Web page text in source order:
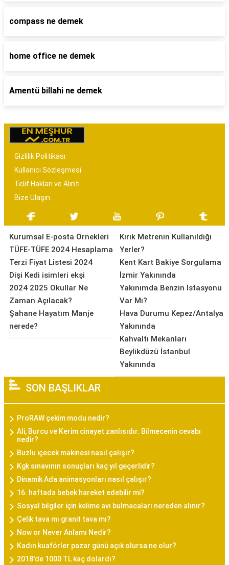
compass ne demek
home office ne demek
Amentü billahi ne demek
Gizlilik Politikası
Kullanıcı Sözleşmesi
Telif Hakları ve Alıntı
Bize Ulaşın
Kurumsal E-posta Örnekleri
TÜFE-TÜFE 2024 Hesaplama
Terzi Fiyat Listesi 2024
Dişi Kedi isimleri ekşi
2024 2025 Okullar Ne
Zaman Açılacak?
Şahane Hayatım Manje
nerede?
Kırık Metrenin Kullanıldığı
Yerler?
Kent Kart Bakiye Sorgulama
İzmir Yakınında
Yakınımda Benzin İstasyonu
Var Mı?
Hava Durumu Kepez/Antalya
Yakınında
Kahvaltı Mekanları
Beylikdüzü İstanbul
Yakınında
SON BAŞLIKLAR
ProRAW çekim modu nedir?
Ali, Burcu ve Kerim cinayet zanlısıdır. Bilmecenin cevabı
nedir?
Buzlu içecek makinesi nasıl çalışır?
Kgk sınavının sonuçları kaç yıl geçerlidir?
Dinamik Ada animasyonları nasıl çalışır?
16. haftada bebek hareket edebilir mi?
Sosyal bilgiler için kelime avı bulmacaları nereden alınır?
Çelik tava mı granit tava mı?
Now or Never Anlamı Nedir?
Kadın kuaförler pazar günü açık olursa ne olur?
2018'de 1000 TL kaç dolardı?